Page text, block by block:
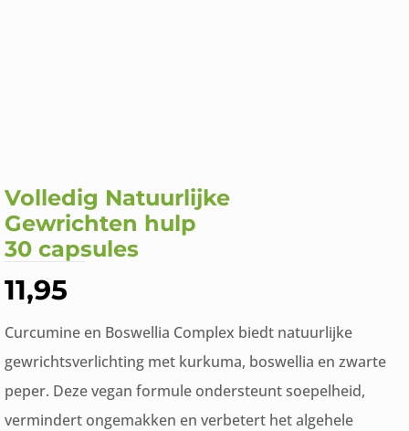
Volledig Natuurlijke
Gewrichten hulp
30 capsules
11,95
Curcumine en Boswellia Complex biedt natuurlijke
gewrichtsverlichting met kurkuma, boswellia en zwarte
peper. Deze vegan formule ondersteunt soepelheid,
vermindert ongemakken en verbetert het algehele